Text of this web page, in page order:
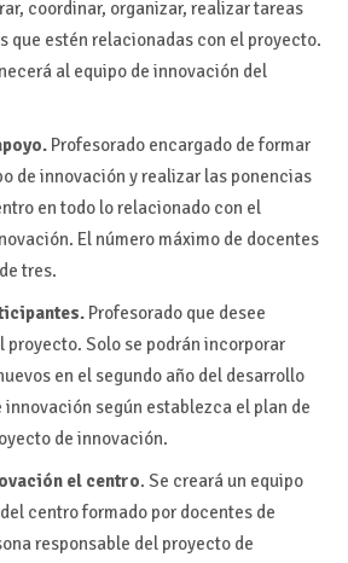
coordinar, organizar, realizar tareas
que estén relacionadas con el proyecto.
al equipo de innovación del
Profesorado encargado de formar
de innovación y realizar las ponencias
en todo lo relacionado con el
El número máximo de docentes
tres.
Profesorado que desee
proyecto. Solo se podrán incorporar
en el segundo año del desarrollo
innovación según establezca el plan de
de innovación.
el centro. Se creará un equipo
centro formado por docentes de
responsable del proyecto de